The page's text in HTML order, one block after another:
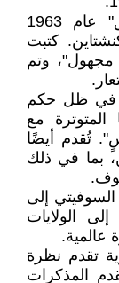
بدأت كتابة "عشرون رسالة إلى صديق" عام 1963
كتبت
وتم
في ظل حكم
المتوترة مع
تُقدم أيضًا
بما في ذلك
السوفيتي إلى
الولايات
عالمية.
تقدم نظرة
المذكرات